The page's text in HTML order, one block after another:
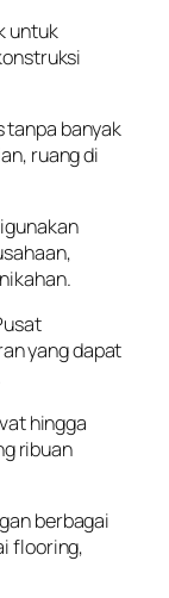
untuk
tanpa banyak
ruang di
yang dapat
hingga
ribuan
berbagai
flooring,